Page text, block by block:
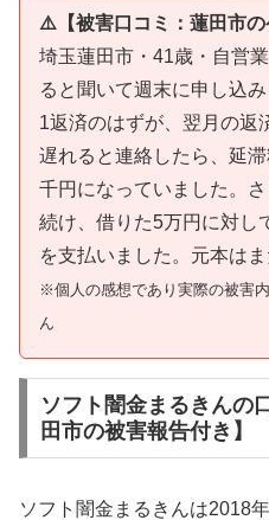
⚠️【被害口コミ：蓮田市の
埼玉蓮田市・41歳・自営
ると聞いて週末に申し込
1返済のはずが、翌月の返
遅れると連絡したら、延
千円になっていました。
続け、借りた5万円に対し
を支払いました。元本はま
※個人の感想であり実際の被害
ん
ソフト闇金まるきんの
田市の被害報告付き】
ソフト闇金まるきんは2018